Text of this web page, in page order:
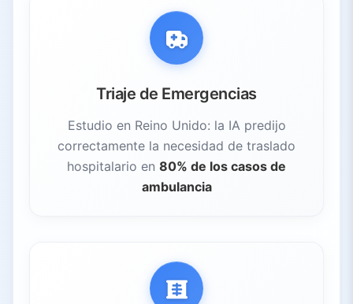
Triaje de Emergencias
Estudio en Reino Unido: la IA predijo
correctamente la necesidad de traslado
hospitalario en 80% de los casos de
ambulancia